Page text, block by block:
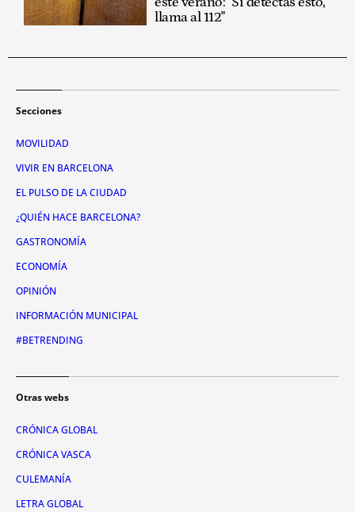
llama al 112"
Secciones
MOVILIDAD
VIVIR EN BARCELONA
EL PULSO DE LA CIUDAD
¿QUIÉN HACE BARCELONA?
GASTRONOMÍA
ECONOMÍA
OPINIÓN
INFORMACIÓN MUNICIPAL
#BETRENDING
Otras webs
CRÓNICA GLOBAL
CRÓNICA VASCA
CULEMANÍA
LETRA GLOBAL